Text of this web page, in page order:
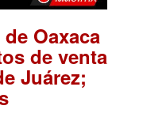
Oaxaca
de venta
Juárez;